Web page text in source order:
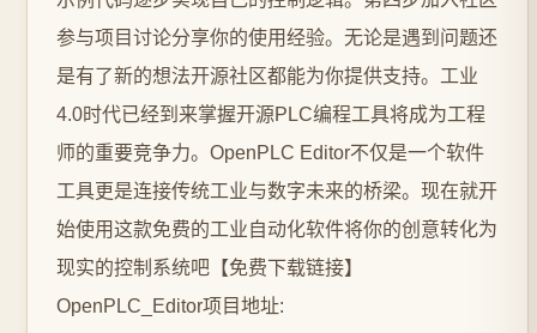
参与项目讨论分享你的使用经验。无论是遇到问题还
是有了新的想法开源社区都能为你提供支持。工业
4.0时代已经到来掌握开源PLC编程工具将成为工程
师的重要竞争力。OpenPLC Editor不仅是一个软件
工具更是连接传统工业与数字未来的桥梁。现在就开
始使用这款免费的工业自动化软件将你的创意转化为
现实的控制系统吧【免费下载链接】
OpenPLC_Editor项目地址: